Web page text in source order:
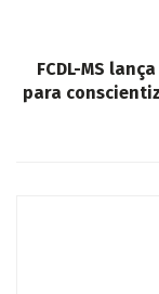
FCDL-MS
para